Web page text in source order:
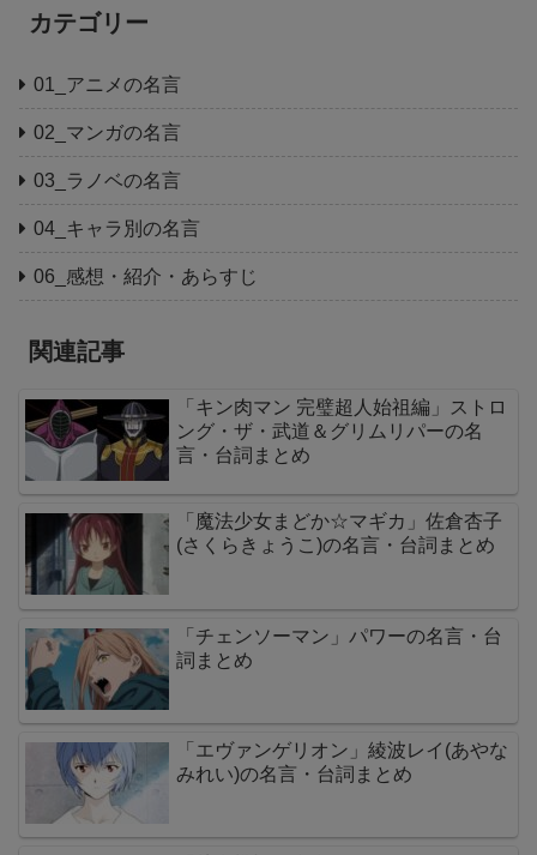
カテゴリー
01_アニメの名言
02_マンガの名言
03_ラノベの名言
04_キャラ別の名言
06_感想・紹介・あらすじ
関連記事
「キン肉マン 完璧超人始祖編」ストロ
ング・ザ・武道＆グリムリパーの名
言・台詞まとめ
「魔法少女まどか☆マギカ」佐倉杏子
(さくらきょうこ)の名言・台詞まとめ
「チェンソーマン」パワーの名言・台
詞まとめ
「エヴァンゲリオン」綾波レイ(あやな
みれい)の名言・台詞まとめ